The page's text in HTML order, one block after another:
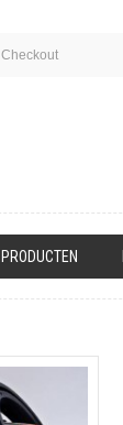
Checkout
PRODUCTEN